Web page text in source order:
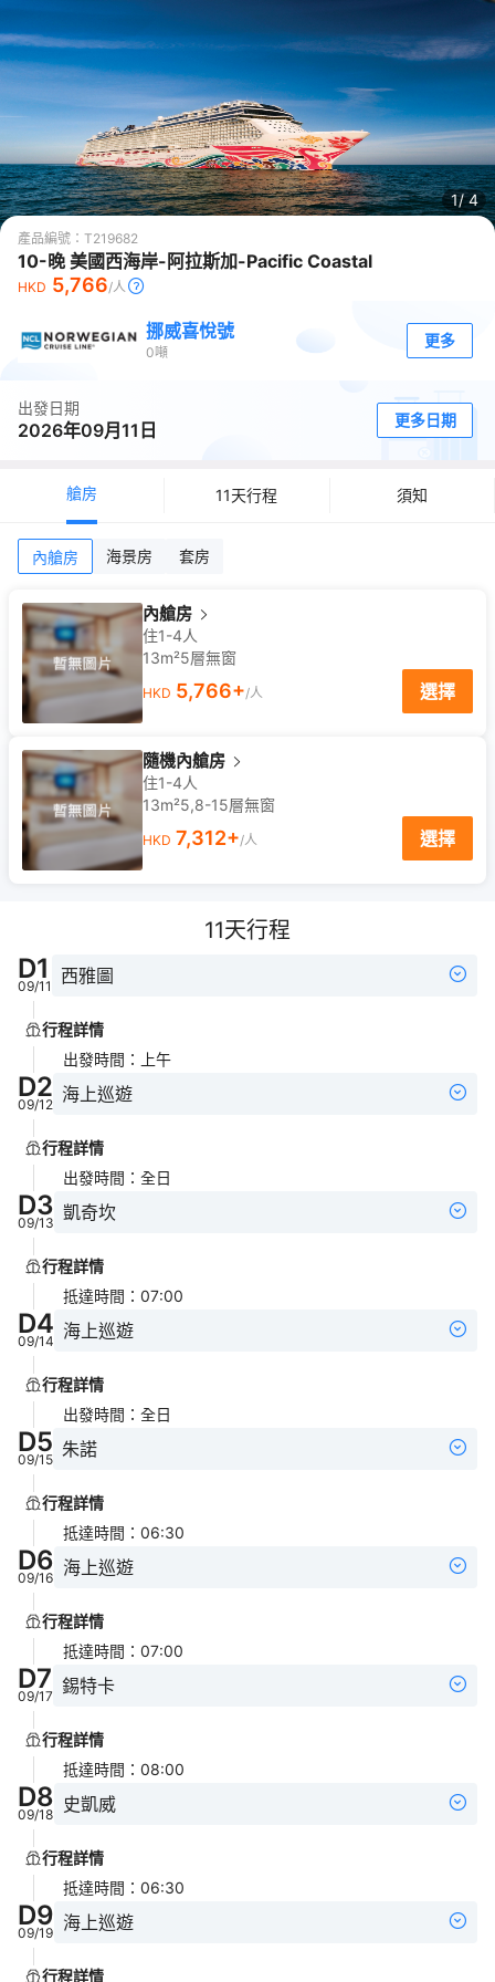
1/4
產品編號： T219682
10-晚 美國西海岸-阿拉斯加-Pacific Coastal
HKD 5,766/人
挪威喜悅號
0噸
更多
出發日期
2026年09月11日 更多日期
艙房 11天行程 須知
內艙房 海景房 套房
內艙房
住1-4人
13m²5層無窗
HKD 5,766+/人 選擇
隨機內艙房
住1-4人
13m²5,8-15層無窗
HKD 7,312+/人 選擇
11天行程
D1
09/11 西雅圖
行程詳情
出發時間 ： 上午
D2
09/12 海上巡遊
行程詳情
出發時間 ： 全日
D3
09/13 凱奇坎
行程詳情
抵達時間 ： 07:00
D4
09/14 海上巡遊
行程詳情
出發時間 ： 全日
D5
09/15 朱諾
行程詳情
抵達時間 ： 06:30
D6
09/16 海上巡遊
行程詳情
抵達時間 ： 07:00
D7
09/17 錫特卡
行程詳情
抵達時間 ： 08:00
D8
09/18 史凱威
行程詳情
抵達時間 ： 06:30
D9
09/19 海上巡遊
行程詳情